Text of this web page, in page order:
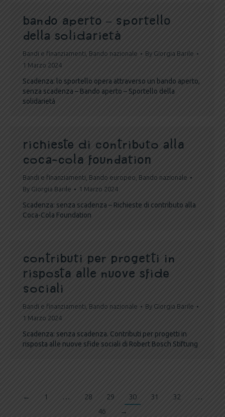
Bando aperto – Sportello
della solidarietà
Bandi e finanziamenti Bando nazionale By Giorgia Barile
1 Marzo 2024
Scadenza: lo sportello opera attraverso un bando aperto,
senza scadenza – Bando aperto – Sportello della
solidarietà
Richieste di contributo alla
Coca-Cola Foundation
Bandi e finanziamenti Bando europeo Bando nazionale
By Giorgia Barile 1 Marzo 2024
Scadenza: senza scadenza – Richieste di contributo alla
Coca-Cola Foundation
Contributi per progetti in
risposta alle nuove sfide
sociali
Bandi e finanziamenti Bando nazionale By Giorgia Barile
1 Marzo 2024
Scadenza: senza scadenza. Contributi per progetti in
risposta alle nuove sfide sociali di Robert Bosch Stiftung
← 1 … 28 29 30 31 32
…
46
→